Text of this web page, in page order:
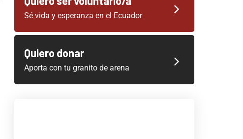
Sé vida y esperanza en el Ecuador
Quiero donar
Aporta con tu granito de arena